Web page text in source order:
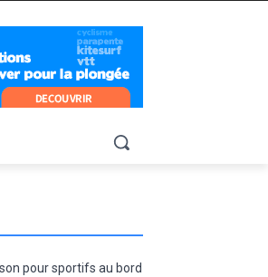
pour sportifs au bord